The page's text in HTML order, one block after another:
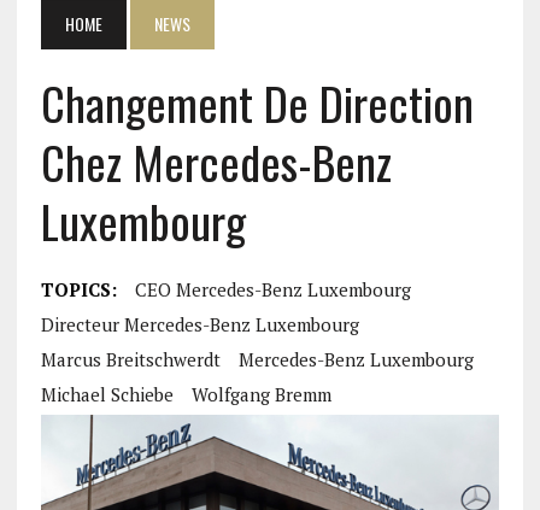
HOME NEWS
Changement De Direction
Chez Mercedes-Benz
Luxembourg
TOPICS:
CEO Mercedes-Benz Luxembourg
Directeur Mercedes-Benz Luxembourg
Marcus Breitschwerdt
Mercedes-Benz Luxembourg
Michael Schiebe
Wolfgang Bremm